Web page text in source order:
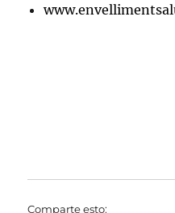
Comparte esto: